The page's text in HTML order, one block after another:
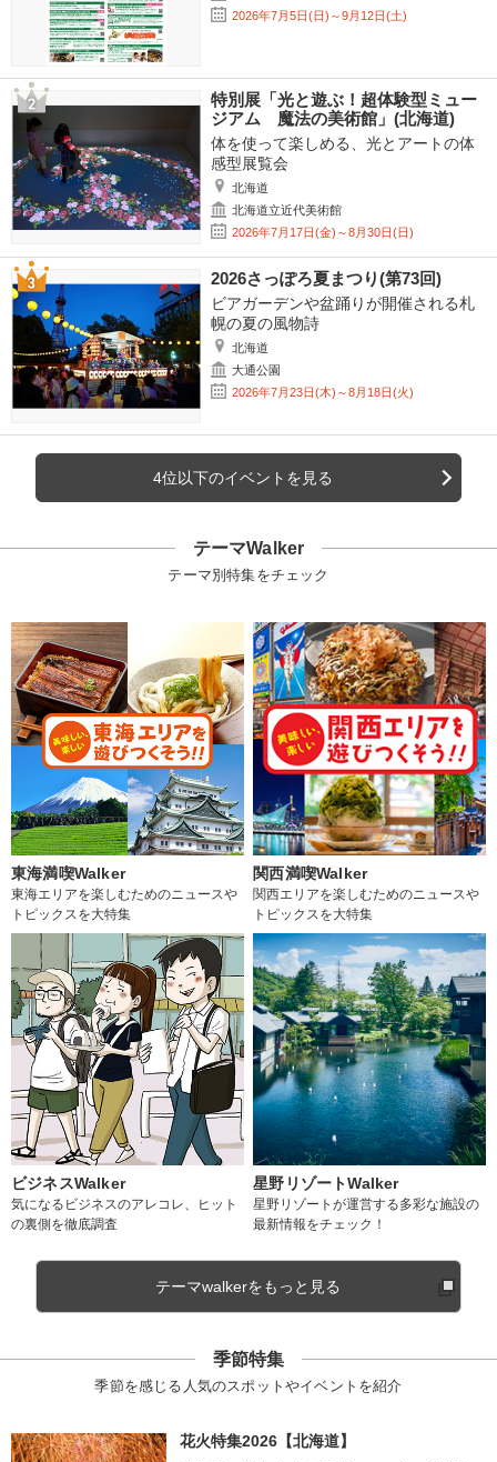
2026年7月5日(日)～9月12日(土)
特別展「光と遊ぶ！超体験型ミュー
ジアム 魔法の美術館」(北海道)
体を使って楽しめる、光とアートの体
感型展覧会
北海道
北海道立近代美術館
2026年7月17日(金)～8月30日(日)
2026さっぽろ夏まつり(第73回)
ビアガーデンや盆踊りが開催される札
幌の夏の風物詩
北海道
大通公園
2026年7月23日(木)～8月18日(火)
4位以下のイベントを見る
テーマWalker
テーマ別特集をチェック
東海満喫Walker
東海エリアを楽しむためのニュースや
トピックスを大特集
関西満喫Walker
関西エリアを楽しむためのニュースや
トピックスを大特集
ビジネスWalker
気になるビジネスのアレコレ、ヒット
の裏側を徹底調査
星野リゾートWalker
星野リゾートが運営する多彩な施設の
最新情報をチェック！
テーマwalkerをもっと見る
季節特集
季節を感じる人気のスポットやイベントを紹介
花火特集2026【北海道】